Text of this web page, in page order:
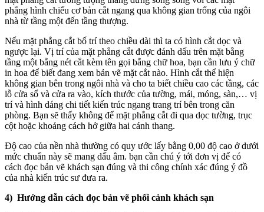
phẳng hình chiếu cơ bản cắt ngang qua không gian trống của ngôi
nhà từ tầng một đến tầng thượng.
Nếu mặt phẳng cắt bố trí theo chiều dài thì ta có hình cắt dọc và
ngược lại. Vị trí của mặt phẳng cắt được đánh dấu trên mặt bằng
tầng một bằng nét cắt kèm tên gọi bằng chữ hoa, bạn cần lưu ý chữ
in hoa để biết đang xem bản vẽ mặt cắt nào. Hình cắt thể hiện
không gian bên trong ngôi nhà và cho ta biết chiều cao các tầng, các
lỗ cửa sổ và cửa ra vào, kích thước của tường, mái, móng, sàn,… vị
trí và hình dáng chi tiết kiến trúc ngang trang trí bên trong căn
phòng. Bạn sẽ thấy không để mặt phẳng cắt đi qua dọc tường, trục
cột hoặc khoảng cách hở giữa hai cánh thang.
Độ cao của nền nhà thường có quy ước lấy bằng 0,00 độ cao ở dưới
mức chuẩn này sẽ mang dấu âm. bạn cần chú ý tới đơn vị để có
cách đọc bản vẽ khách sạn đúng và thi công chính xác đúng ý đồ
của nhà kiến trúc sư đưa ra.
4) Hướng dẫn cách đọc bản vẽ phối cảnh khách sạn